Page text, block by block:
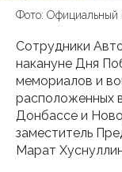
Фото:
Сотрудники
накануне Дня
мемориалов и
расположенных
Донбассе и
заместитель
Марат